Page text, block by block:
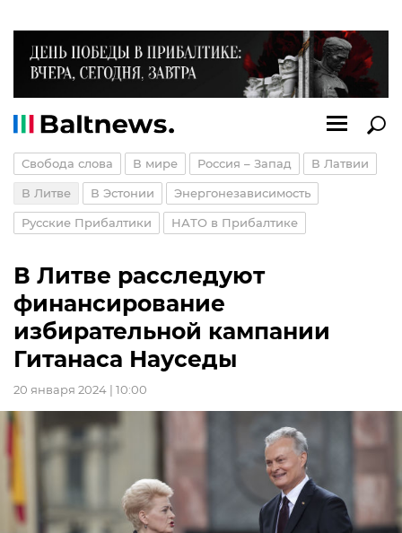
Свобода слова В мире Россия – Запад В Латвии
В Литве В Эстонии Энергонезависимость
Русские Прибалтики НАТО в Прибалтике
В Литве расследуют
финансирование
избирательной кампании
Гитанаса Науседы
20 января 2024 | 10:00